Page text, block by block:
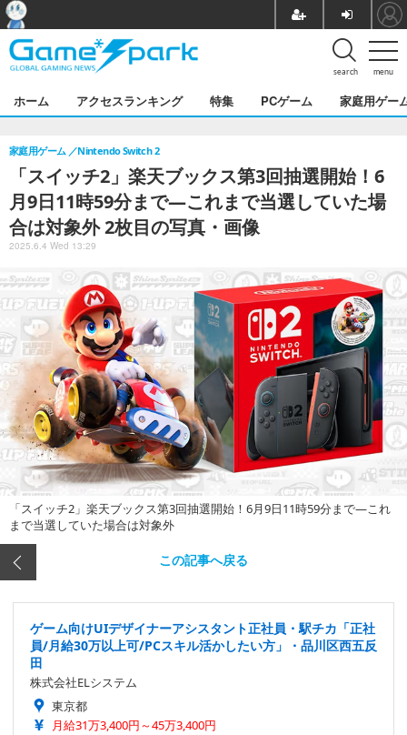
menu
search
ホーム アクセスランキング 特集 PCゲーム 家庭用ゲー
「スイッチ2」楽天ブックス第3回抽選開始！6
月9日11時59分まで―これまで当選していた場
合は対象外 2枚目の写真・画像
家庭用ゲーム Nintendo Switch 2
2025.6.4 Wed 13:29
「スイッチ2」楽天ブックス第3回抽選開始！6月9日11時59分まで―これ
まで当選していた場合は対象外
この記事へ戻る
ゲーム向けUIデザイナーアシスタント正社員・駅チカ「正社
員/月給30万以上可/PCスキル活かしたい方」・品川区西五反
田
株式会社ELシステム
東京都
月給31万3,400円～45万3,400円